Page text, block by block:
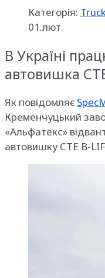
Категорія:
01.лют.
В Україні
автовишка
Як повідомляє
Кременчуцький
«Альфатекс»
автовишку CTE B-